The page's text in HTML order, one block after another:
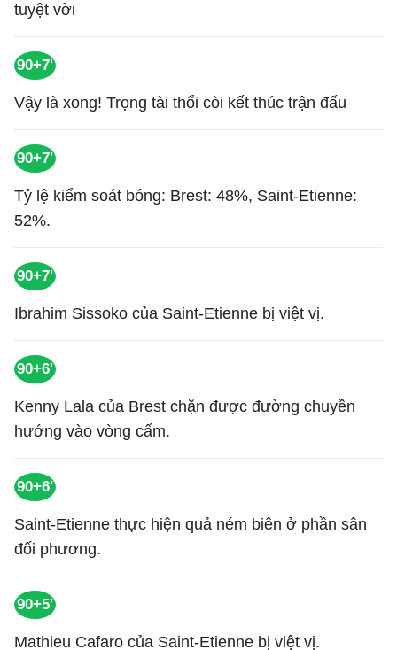
tuyệt vời
90+7'
Vậy là xong! Trọng tài thổi còi kết thúc trận đấu
90+7'
Tỷ lệ kiểm soát bóng: Brest: 48%, Saint-Etienne:
52%.
90+7'
Ibrahim Sissoko của Saint-Etienne bị việt vị.
90+6'
Kenny Lala của Brest chặn được đường chuyền
hướng vào vòng cấm.
90+6'
Saint-Etienne thực hiện quả ném biên ở phần sân
đối phương.
90+5'
Mathieu Cafaro của Saint-Etienne bị việt vị.